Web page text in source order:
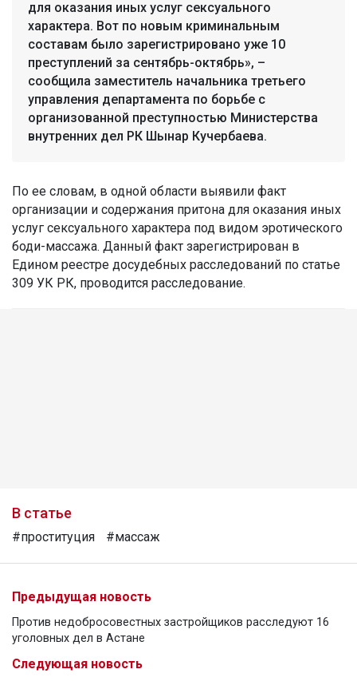
для оказания иных услуг сексуального
характера. Вот по новым криминальным
составам было зарегистрировано уже 10
преступлений за сентябрь-октябрь», –
сообщила заместитель начальника третьего
управления департамента по борьбе с
организованной преступностью Министерства
внутренних дел РК Шынар Кучербаева.
По ее словам, в одной области выявили факт
организации и содержания притона для оказания иных
услуг сексуального характера под видом эротического
боди-массажа. Данный факт зарегистрирован в
Едином реестре досудебных расследований по статье
309 УК РК, проводится расследование.
В статье
#проституция #массаж
Предыдущая новость
Против недобросовестных застройщиков расследуют 16
уголовных дел в Астане
Следующая новость